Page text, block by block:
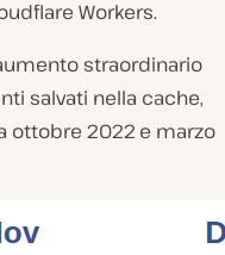
Workers.
straordinario
salvati nella cache,
ottobre 2022 e marzo